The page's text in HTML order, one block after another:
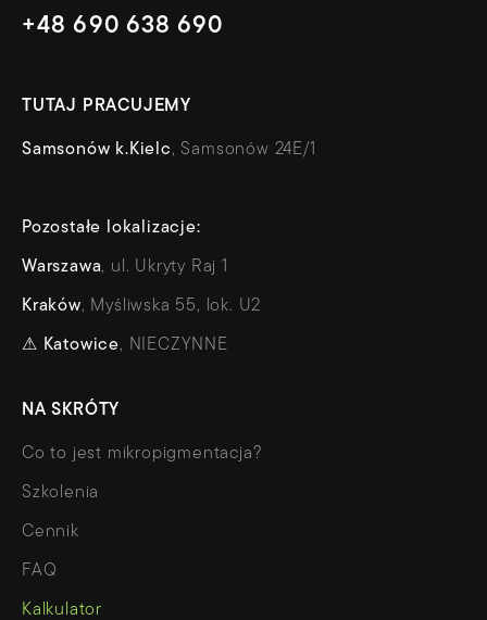
+48 690 638 690
TUTAJ PRACUJEMY
Samsonów k.Kielc, Samsonów 24E/1
Pozostałe lokalizacje:
Warszawa, ul. Ukryty Raj 1
Kraków, Myśliwska 55, lok. U2
⚠ Katowice, NIECZYNNE
NA SKRÓTY
Co to jest mikropigmentacja?
Szkolenia
Cennik
FAQ
Kalkulator